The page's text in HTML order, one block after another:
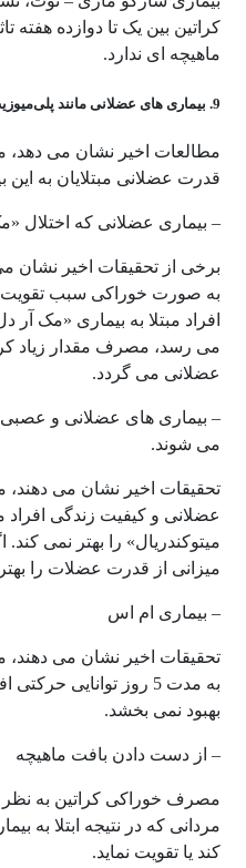
کراتین بین یک تا دوازده هفته
ماهیچه ای ندارد.
9. بیماری های عضلانی مانند پلی‌میوزیت و درماتومیوزیت
مطالعات اخیر نشان می
قدرت عضلانی مبتلایان به این
– بیماری عضلانی که اختلال
برخی از تحقیقات اخیر نشان
به صورت خوراکی سبب تقویت
افراد مبتلا به بیماری «مک
می رسد، مصرف مقدار زیاد
عضلانی می گردد.
– بیماری های عضلانی و عصبی
می شوند.
تحقیقات اخیر نشان می
عضلانی و کیفیت زندگی افراد
میتوکندریال» را بهتر نمی
میزانی از قدرت عضلات را
– بیماری ام اس
تحقیقات اخیر نشان می
به مدت 5 روز توانایی
بهبود نمی بخشد.
– از دست دادن بافت ماهیچه
مصرف خوراکی کراتین به
مردانی که در نتیجه ابتلا به
کند یا تقویت نماید.